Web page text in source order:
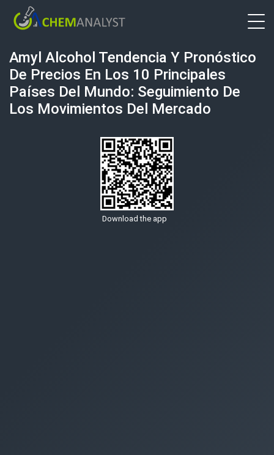
Amyl Alcohol Tendencia Y Pronóstico
De Precios En Los 10 Principales
Países Del Mundo: Seguimiento De
Los Movimientos Del Mercado
Download the app